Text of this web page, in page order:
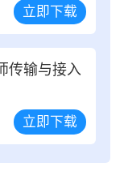
立即下载
传输与接入
立即下载